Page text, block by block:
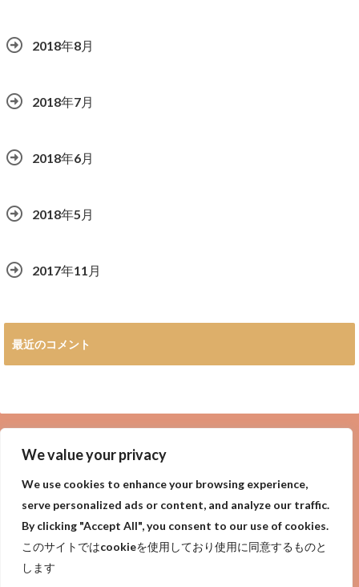
We value your privacy
We use cookies to enhance your browsing experience,
serve personalized ads or content, and analyze our traffic.
By clicking "Accept All", you consent to our use of cookies.
このサイトではcookieを使用しており使用に同意するものと
します
2018年8月
2018年7月
2018年6月
2018年5月
2017年11月
最近のコメント
privacy policy Purpose of site サイトの目的
プライバシーポリシー